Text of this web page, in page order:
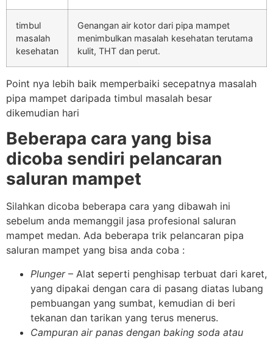
timbul
masalah
kesehatan
Genangan air kotor dari pipa mampet
menimbulkan masalah kesehatan terutama
kulit, THT dan perut.
Point nya lebih baik memperbaiki secepatnya masalah
pipa mampet daripada timbul masalah besar
dikemudian hari
Beberapa cara yang bisa
dicoba sendiri pelancaran
saluran mampet
Silahkan dicoba beberapa cara yang dibawah ini
sebelum anda memanggil jasa profesional saluran
mampet medan. Ada beberapa trik pelancaran pipa
saluran mampet yang bisa anda coba :
Plunger– Alat seperti penghisap terbuat dari karet,
yang dipakai dengan cara di pasang diatas lubang
pembuangan yang sumbat, kemudian di beri
tekanan dan tarikan yang terus menerus.
Campuran air panas dengan baking soda atau